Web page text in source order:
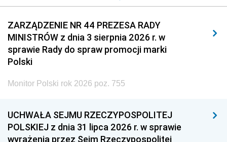
2014 2013 2012
2011 2010 2009
2008 2007 2006
2005
1996 1995 1994
1993 1992 1991
ZARZĄDZENIE NR 44 PREZESA RADY
MINISTRÓW z dnia 3 sierpnia 2026 r. w
sprawie Rady do spraw promocji marki
Polski
Monitor Polski rok 2026 poz. 755
UCHWAŁA SEJMU RZECZYPOSPOLITEJ
POLSKIEJ z dnia 31 lipca 2026 r. w sprawie
wyrażenia przez Sejm Rzeczypospolitej